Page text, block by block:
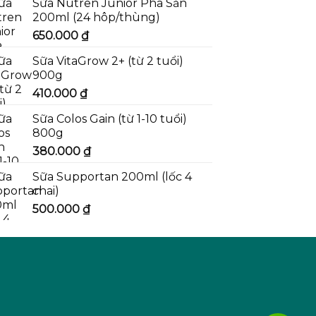
Sữa Nutren Junior Pha Sẵn
200ml (24 hôp/thùng)
650.000 ₫
Sữa VitaGrow 2+ (từ 2 tuổi)
900g
410.000 ₫
Sữa Colos Gain (từ 1-10 tuổi)
800g
380.000 ₫
Sữa Supportan 200ml (lốc 4
chai)
500.000 ₫